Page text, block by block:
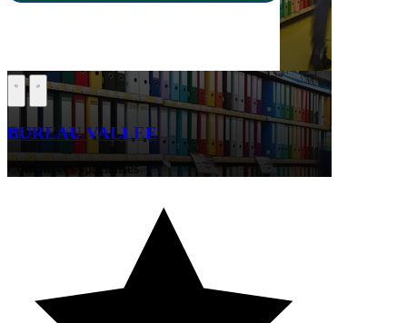
BUREAU VALLEE
Commerces spécialisés